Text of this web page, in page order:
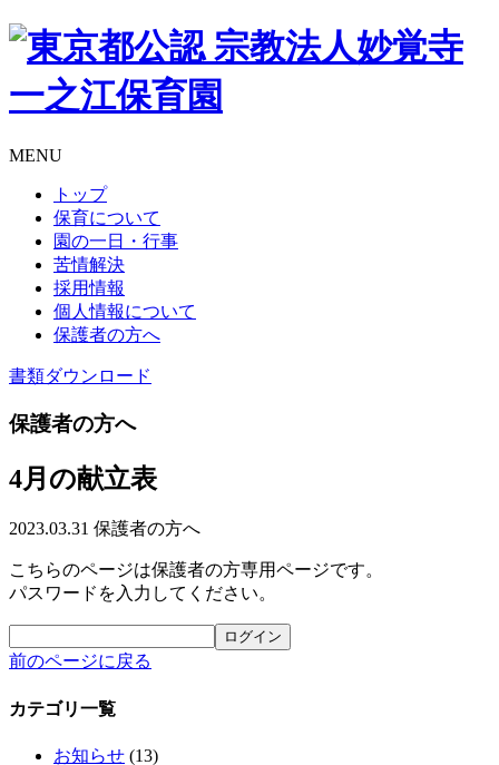
MENU
トップ
保育について
園の一日・行事
苦情解決
採用情報
個人情報について
保護者の方へ
書類ダウンロード
保護者の方へ
4月の献立表
2023.03.31 保護者の方へ
こちらのページは保護者の方専用ページです。
パスワードを入力してください。
前のページに戻る
カテゴリ一覧
お知らせ (13)